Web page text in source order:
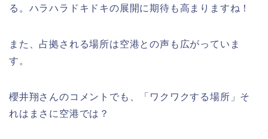
る。ハラハラドキドキの展開に期待も高まりますね！
また、占拠される場所は空港との声も広がっていま
す。
櫻井翔さんのコメントでも、「ワクワクする場所」そ
れはまさに空港では？